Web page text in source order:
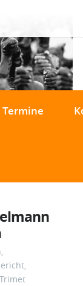
Termine
,
,
Trimet